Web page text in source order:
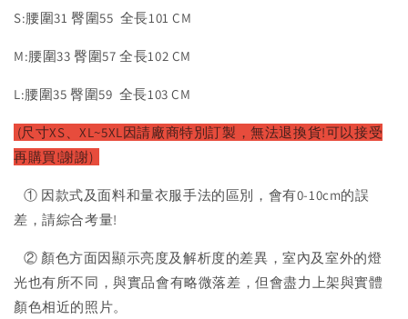
S:腰圍31 臀圍55 全長101 CM
M:腰圍33 臀圍57 全長102 CM
L:腰圍35 臀圍59 全長103 CM
(尺寸XS、XL~5XL因請廠商特別訂製，無法退換貨!可以接受
再購買!謝謝)
① 因款式及面料和量衣服手法的區別，會有0-10cm的誤
差，請綜合考量!
② 顏色方面因顯示亮度及解析度的差異，室內及室外的燈
光也有所不同，與實品會有略微落差，但會盡力上架與實體
顏色相近的照片。